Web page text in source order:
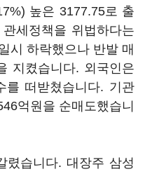
높은 3177.75로 출
세정책을 위법하다는
시 하락했으나 반발 매
지켰습니다. 외국인은
를 떠받쳤습니다. 기관
억원을 순매도했습니
렸습니다. 대장주 삼성